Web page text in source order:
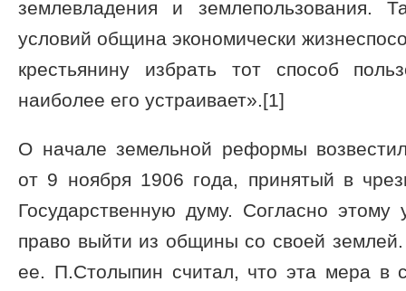
землевладения и землепользования.
условий община экономически
крестьянину избрать тот способ
наиболее его устраивает».[1]
О начале земельной реформы
от 9 ноября 1906 года, принятый в
Государственную думу. Согласно этому
право выйти из общины со своей
ее. П.Столыпин считал, что эта мера в